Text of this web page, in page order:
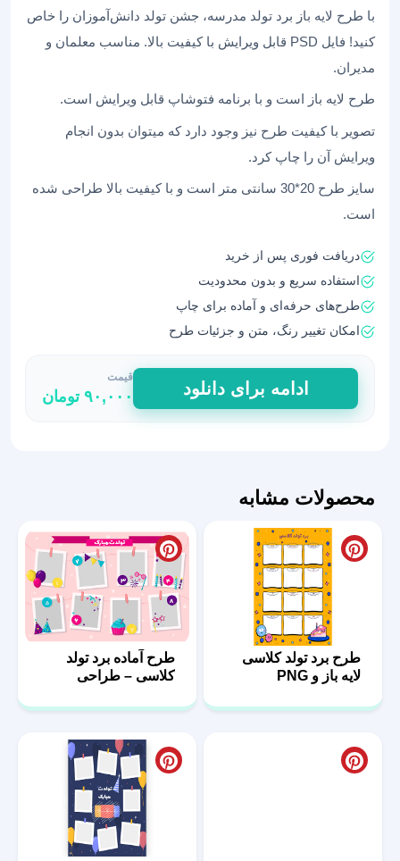
با طرح لایه باز برد تولد مدرسه، جشن تولد دانش‌آموزان را خاص
کنید! فایل PSD قابل ویرایش با کیفیت بالا. مناسب معلمان و
مدیران.
طرح لایه باز است و با برنامه فتوشاپ قابل ویرایش است.
تصویر با کیفیت طرح نیز وجود دارد که میتوان بدون انجام
ویرایش آن را چاپ کرد.
سایز طرح 20*30 سانتی متر است و با کیفیت بالا طراحی شده
است.
دریافت فوری پس از خرید
استفاده سریع و بدون محدودیت
طرح‌های حرفه‌ای و آماده برای چاپ
امکان تغییر رنگ، متن و جزئیات طرح
طرح
لایه
باز
کلاسی
|
طراحی
منحصربه‌فرد
ادامه برای دانلود
قیمت
۹۰,۰۰۰ تومان
محصولات مشابه
طرح برد تولد کلاسی
لایه باز و PNG
طرح آماده برد تولد
کلاسی – طراحی